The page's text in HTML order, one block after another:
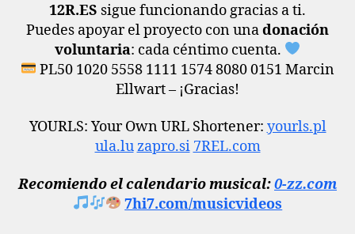
12R.ES sigue funcionando gracias a ti.
Puedes apoyar el proyecto con unadonación
voluntaria: cada céntimo cuenta.
PL50 1020 5558 1111 1574 8080 0151 Marcin
Ellwart – ¡Gracias!
YOURLS: Your Own URL Shortener: yourls.pl
ula.luzapro.si 7REL.com
Recomiendo el calendario musical:0-zz.com
7hi7.com/musicvideos